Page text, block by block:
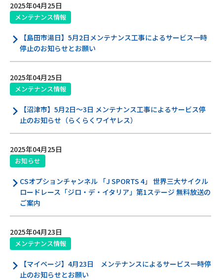
2025年04月25日
メンテナンス情報
【島田市湯日】5月2日メンテナンス工事によるサービス一時
停止のお知らせとお願い
2025年04月25日
メンテナンス情報
【沼津市】5月2日～3日 メンテナンス工事によるサービス停
止のお知らせ（らくらくワイヤレス）
2025年04月25日
お知らせ
CSオプションチャンネル 「J SPORTS 4」 世界三大サイクル
ロードレース「ジロ・デ・イタリア」第1ステージ 無料放送の
ご案内
2025年04月23日
メンテナンス情報
【マイページ】4月23日 メンテナンスによるサービス一時停
止のお知らせとお願い